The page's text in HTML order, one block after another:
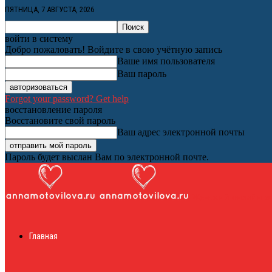
ПЯТНИЦА, 7 АВГУСТА, 2026
войти в систему
Добро пожаловать! Войдите в свою учётную запись
Ваше имя пользователя
Ваш пароль
Forgot your password? Get help
восстановление пароля
Восстановите свой пароль
Ваш адрес электронной почты
Пароль будет выслан Вам по электронной почте.
Главная